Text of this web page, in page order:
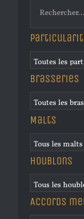
Brasseries
Malts
Houblons
Accords